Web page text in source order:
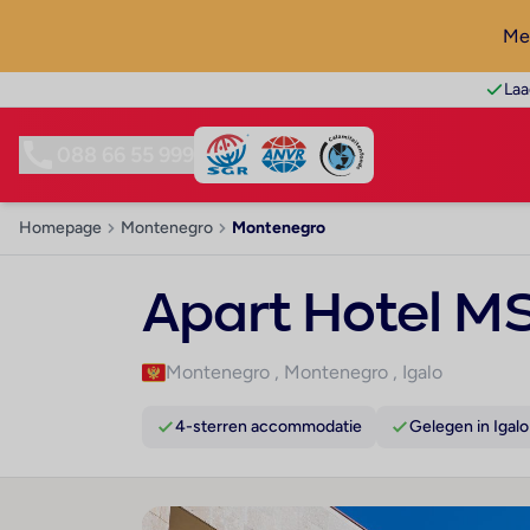
Homepage Montenegro Montenegro
Apart Hotel
Montenegro , Montenegro , Igalo
4-sterren accommodatie Gelegen in Igalo